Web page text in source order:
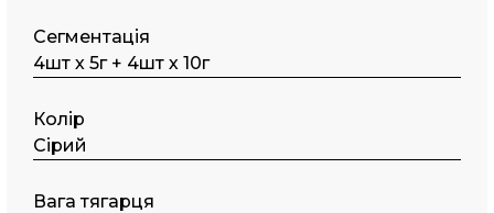
Сегментація
4шт х 5г + 4шт х 10г
Колір
Сірий
Вага тягарця